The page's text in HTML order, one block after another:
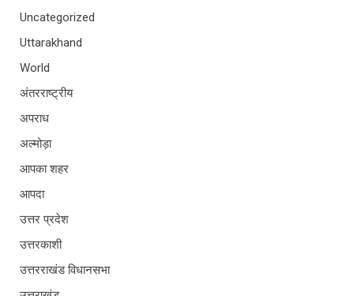
Uncategorized
Uttarakhand
World
अंतरराष्ट्रीय
अपराध
अल्मोड़ा
आपका शहर
आपदा
उत्तर प्रदेश
उत्तरकाशी
उत्तरराखंड विधानसभा